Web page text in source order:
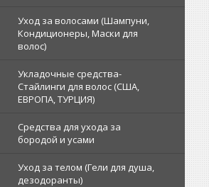
Уход за волосами (Шампуни,
Кондиционеры, Маски для
волос)
Укладочные средства-
Стайлинги для волос (США,
ЕВРОПА, ТУРЦИЯ)
Средства для ухода за
бородой и усами
Уход за телом (Гели для душа,
дезодоранты)